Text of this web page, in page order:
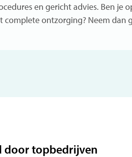
en gericht advies. Ben je
complete ontzorging? Neem dan
door topbedrijven